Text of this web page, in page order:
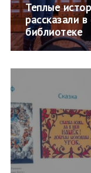
Теплые
рассказали
библиотеке